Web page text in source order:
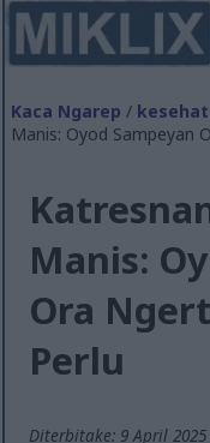
Kaca Ngarep /
Manis: Oyod Sampeyan
Manis:
Ora
Perlu
Diterbitake: 9 April 2025